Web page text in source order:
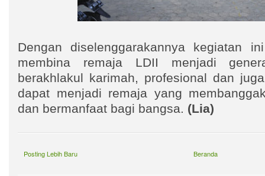
Dengan diselenggarakannya kegiatan
membina remaja LDII menjadi
berakhlakul karimah, profesional dan
dapat menjadi remaja yang
dan bermanfaat bagi bangsa. (Lia)
Posting Lebih Baru Beranda